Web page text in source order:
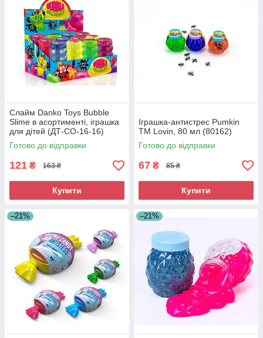
Слайм Danko Toys Bubble
Slime в асортименті, іграшка
для дітей (ДТ-СО-16-16)
Готово до відправки
121 ₴ 163 ₴
Купити
Іграшка-антистрес Pumkin
ТМ Lovin, 80 мл (80162)
Готово до відправки
67 ₴ 85 ₴
Купити
–21% –21%